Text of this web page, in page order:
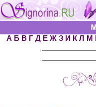
А Б В Г Д Е Ж З И К Л М